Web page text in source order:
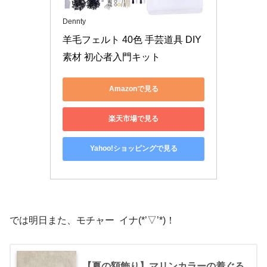
Dennty
羊毛フェルト 40色 手芸道具 DIY
素材 初心者入門キット
Amazonで見る
楽天市場で見る
Yahoo!ショッピングで見る
では明日また、モチャー イナ(*’▽’*)！